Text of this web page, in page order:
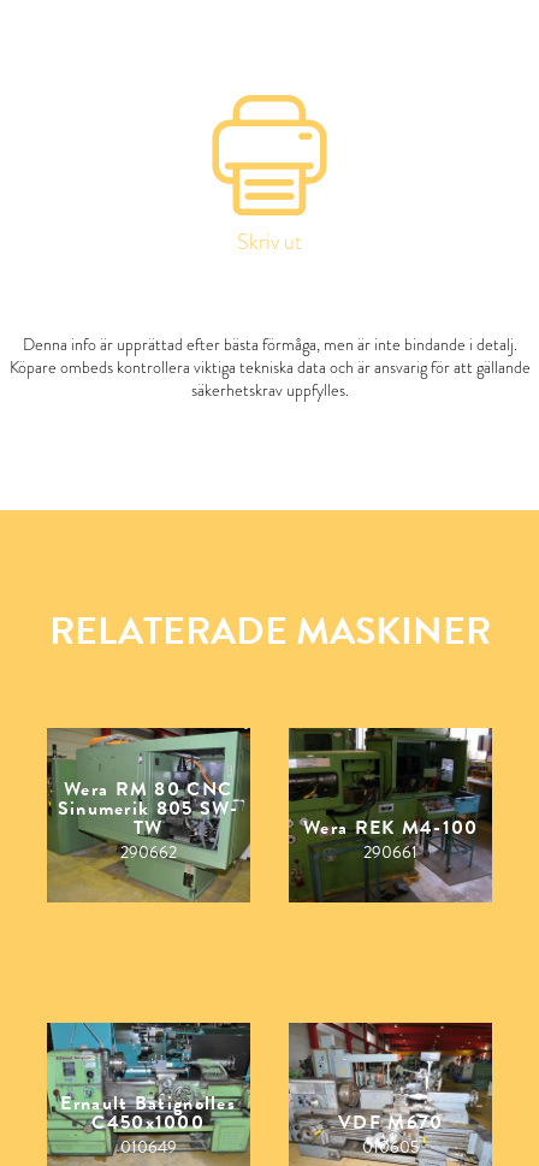
Skriv ut
Denna info är upprättad efter bästa förmåga, men är inte bindande i detalj.
Köpare ombeds kontrollera viktiga tekniska data och är ansvarig för att gällande
säkerhetskrav uppfylles.
RELATERADE MASKINER
Wera RM 80 CNC
Sinumerik 805 SW-
TW
290662
Wera REK M4-100
290661
Ernault Batignolles
C450x1000
010649
VDF M670
010605